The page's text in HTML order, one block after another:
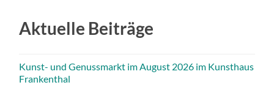
Aktuelle Beiträge
Kunst- und Genussmarkt im August 2026 im Kunsthaus
Frankenthal